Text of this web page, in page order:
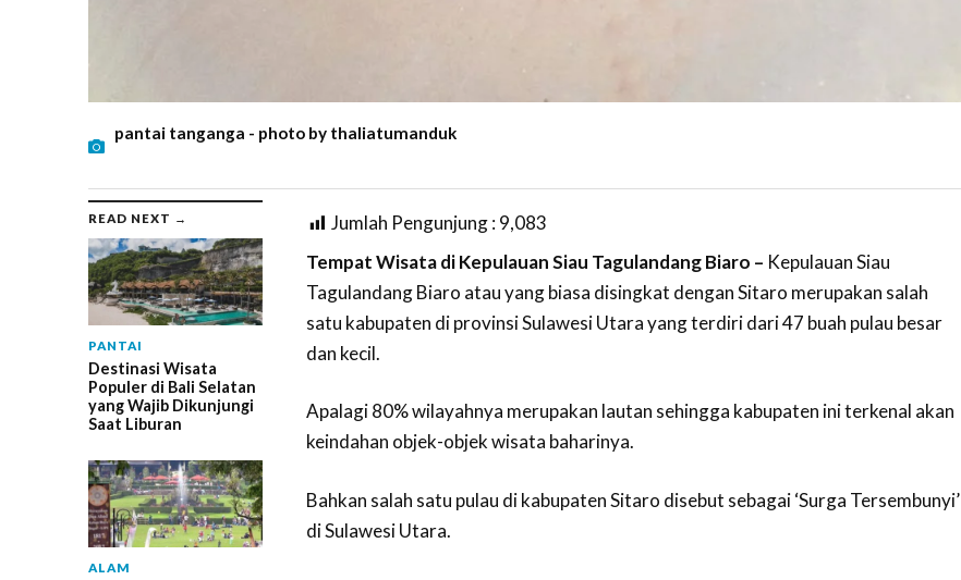
pantai tanganga - photo by thaliatumanduk
READ NEXT →
PANTAI
Destinasi Wisata
Populer di Bali Selatan
yang Wajib Dikunjungi
Saat Liburan
ALAM
Jumlah Pengunjung :9,083
Tempat Wisata di Kepulauan Siau Tagulandang Biaro – Kepulauan Siau
Tagulandang Biaro atau yang biasa disingkat dengan Sitaro merupakan salah
satu kabupaten di provinsi Sulawesi Utara yang terdiri dari 47 buah pulau besar
dan kecil.
Apalagi 80% wilayahnya merupakan lautan sehingga kabupaten ini terkenal akan
keindahan objek-objek wisata baharinya.
Bahkan salah satu pulau di kabupaten Sitaro disebut sebagai ‘Surga Tersembunyi’
di Sulawesi Utara.